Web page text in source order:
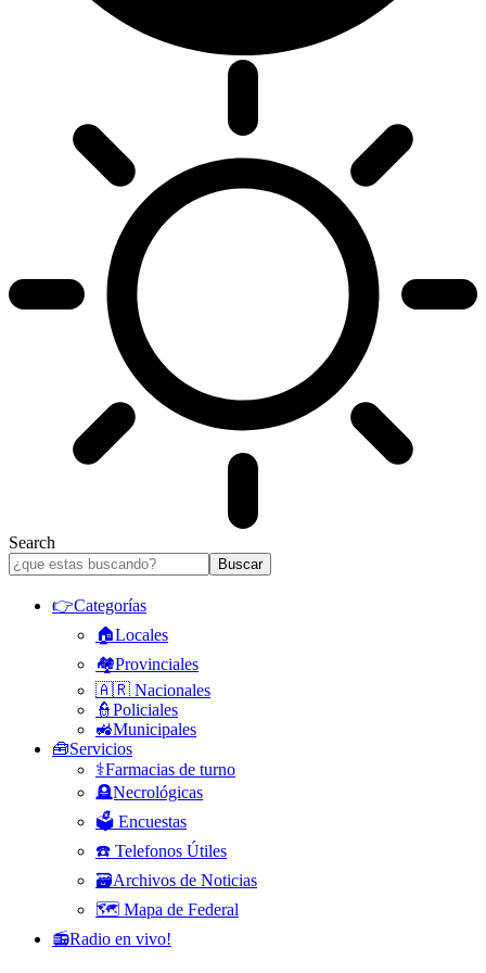
Search
👉Categorías
🏠Locales
🏘️Provinciales
🇦🇷 Nacionales
👮Policiales
🚜Municipales
🧰Servicios
⚕️Farmacias de turno
🪦Necrológicas
🗳️ Encuestas
☎️ Telefonos Útiles
🗃️Archivos de Noticias
🗺️ Mapa de Federal
📻Radio en vivo!